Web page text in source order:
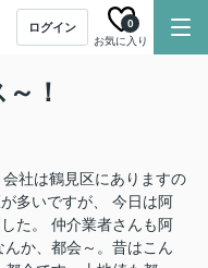
ログイン
お気に入り
0
！
会社は鶴見区にありますの
多いですが、 今日は阿
た。 仲介業者さんも阿
か、都会～。昔はこん